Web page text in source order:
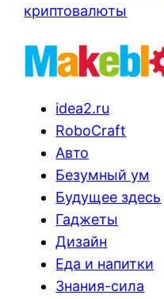
криптовалюты
idea2.ru
RoboCraft
Авто
Безумный ум
Будущее здесь
Гаджеты
Дизайн
Еда и напитки
Знания-сила